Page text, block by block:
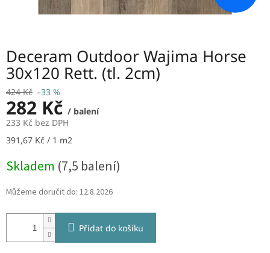
Deceram Outdoor Wajima Horse
30x120 Rett. (tl. 2cm)
424 Kč –33 %
282 Kč / balení
233 Kč bez DPH
Měrná
391,67 Kč / 1 m2
Skladem (7,5 balení)
Můžeme doručit do: 12.8.2026
Přidat do košíku